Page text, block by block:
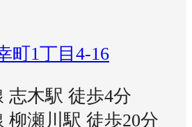
町1丁目4-16
志木駅 徒歩4分
柳瀬川駅 徒歩20分